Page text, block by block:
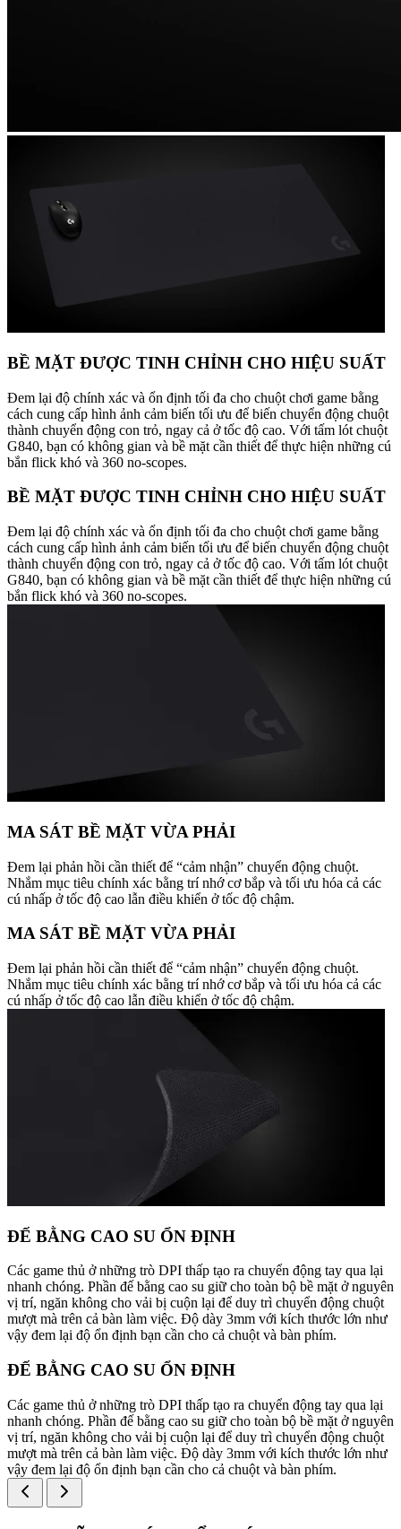
BỀ MẶT ĐƯỢC TINH CHỈNH CHO HIỆU SUẤT
Đem lại độ chính xác và ổn định tối đa cho chuột chơi game bằng
cách cung cấp hình ảnh cảm biến tối ưu để biến chuyển động chuột
thành chuyển động con trỏ, ngay cả ở tốc độ cao. Với tấm lót chuột
G840, bạn có không gian và bề mặt cần thiết để thực hiện những cú
bắn flick khó và 360 no-scopes.
BỀ MẶT ĐƯỢC TINH CHỈNH CHO HIỆU SUẤT
Đem lại độ chính xác và ổn định tối đa cho chuột chơi game bằng
cách cung cấp hình ảnh cảm biến tối ưu để biến chuyển động chuột
thành chuyển động con trỏ, ngay cả ở tốc độ cao. Với tấm lót chuột
G840, bạn có không gian và bề mặt cần thiết để thực hiện những cú
bắn flick khó và 360 no-scopes.
MA SÁT BỀ MẶT VỪA PHẢI
Đem lại phản hồi cần thiết để “cảm nhận” chuyển động chuột.
Nhắm mục tiêu chính xác bằng trí nhớ cơ bắp và tối ưu hóa cả các
cú nhấp ở tốc độ cao lẫn điều khiển ở tốc độ chậm.
MA SÁT BỀ MẶT VỪA PHẢI
Đem lại phản hồi cần thiết để “cảm nhận” chuyển động chuột.
Nhắm mục tiêu chính xác bằng trí nhớ cơ bắp và tối ưu hóa cả các
cú nhấp ở tốc độ cao lẫn điều khiển ở tốc độ chậm.
ĐẾ BẰNG CAO SU ỔN ĐỊNH
Các game thủ ở những trò DPI thấp tạo ra chuyển động tay qua lại
nhanh chóng. Phần đế bằng cao su giữ cho toàn bộ bề mặt ở nguyên
vị trí, ngăn không cho vải bị cuộn lại để duy trì chuyển động chuột
mượt mà trên cả bàn làm việc. Độ dày 3mm với kích thước lớn như
vậy đem lại độ ổn định bạn cần cho cả chuột và bàn phím.
ĐẾ BẰNG CAO SU ỔN ĐỊNH
Các game thủ ở những trò DPI thấp tạo ra chuyển động tay qua lại
nhanh chóng. Phần đế bằng cao su giữ cho toàn bộ bề mặt ở nguyên
vị trí, ngăn không cho vải bị cuộn lại để duy trì chuyển động chuột
mượt mà trên cả bàn làm việc. Độ dày 3mm với kích thước lớn như
vậy đem lại độ ổn định bạn cần cho cả chuột và bàn phím.